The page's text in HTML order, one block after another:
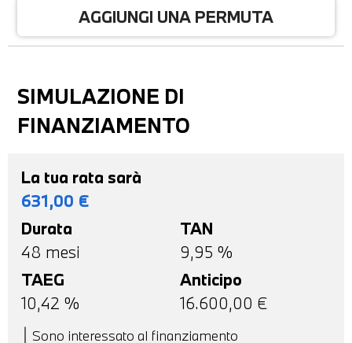
AGGIUNGI UNA PERMUTA
SIMULAZIONE DI
FINANZIAMENTO
La tua rata sarà
631,00 €
Durata
48 mesi
TAN
9,95 %
TAEG
10,42 %
Anticipo
16.600,00 €
Sono interessato al finanziamento